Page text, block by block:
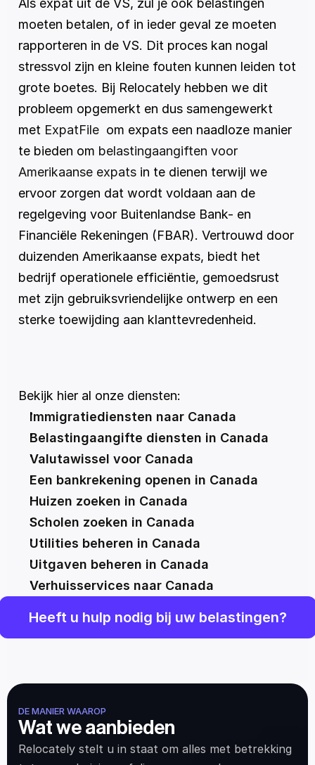
Als expat uit de VS, zul je ook belastingen
moeten betalen, of in ieder geval ze moeten
rapporteren in de VS. Dit proces kan nogal
stressvol zijn en kleine fouten kunnen leiden tot
grote boetes. Bij Relocately hebben we dit
probleem opgemerkt en dus samengewerkt
met ExpatFile om expats een naadloze manier
te bieden om belastingaangiften voor
Amerikaanse expats in te dienen terwijl we
ervoor zorgen dat wordt voldaan aan de
regelgeving voor Buitenlandse Bank- en
Financiële Rekeningen (FBAR). Vertrouwd door
duizenden Amerikaanse expats, biedt het
bedrijf operationele efficiëntie, gemoedsrust
met zijn gebruiksvriendelijke ontwerp en een
sterke toewijding aan klanttevredenheid.
Bekijk hier al onze diensten:
Immigratiediensten naar Canada
Belastingaangifte diensten in Canada
Valutawissel voor Canada
Een bankrekening openen in Canada
Huizen zoeken in Canada
Scholen zoeken in Canada
Utilities beheren in Canada
Uitgaven beheren in Canada
Verhuisservices naar Canada
Heeft u hulp nodig bij uw belastingen?
DE MANIER WAAROP
Wat we aanbieden
Relocately stelt u in staat om alles met betrekking